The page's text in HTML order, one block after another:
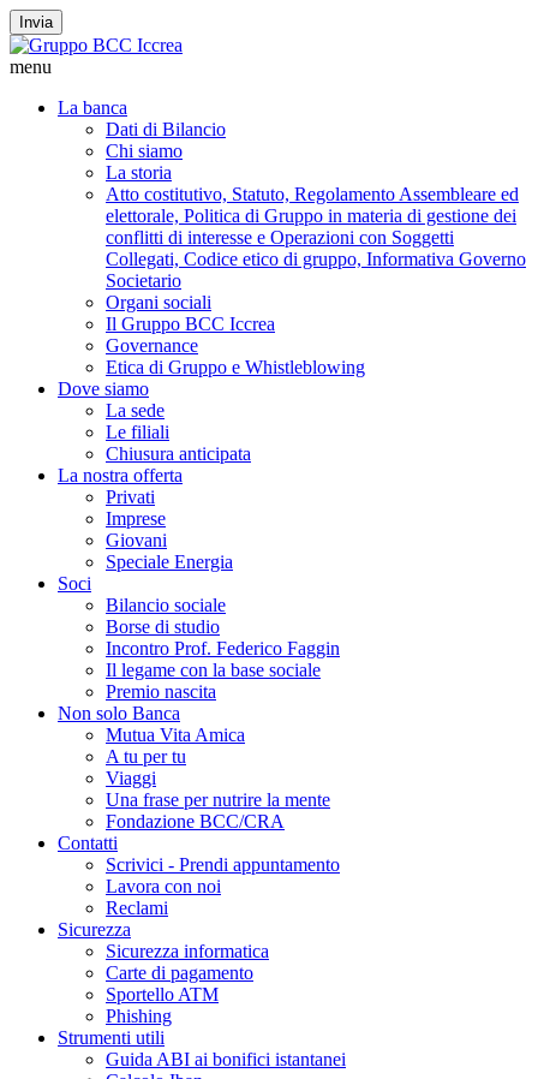
Invia
menu
La banca
Dati di Bilancio
Chi siamo
La storia
Atto costitutivo, Statuto, Regolamento Assembleare ed
elettorale, Politica di Gruppo in materia di gestione dei
conflitti di interesse e Operazioni con Soggetti
Collegati, Codice etico di gruppo, Informativa Governo
Societario
Organi sociali
Il Gruppo BCC Iccrea
Governance
Etica di Gruppo e Whistleblowing
Dove siamo
La sede
Le filiali
Chiusura anticipata
La nostra offerta
Privati
Imprese
Giovani
Speciale Energia
Soci
Bilancio sociale
Borse di studio
Incontro Prof. Federico Faggin
Il legame con la base sociale
Premio nascita
Non solo Banca
Mutua Vita Amica
A tu per tu
Viaggi
Una frase per nutrire la mente
Fondazione BCC/CRA
Contatti
Scrivici - Prendi appuntamento
Lavora con noi
Reclami
Sicurezza
Sicurezza informatica
Carte di pagamento
Sportello ATM
Phishing
Strumenti utili
Guida ABI ai bonifici istantanei